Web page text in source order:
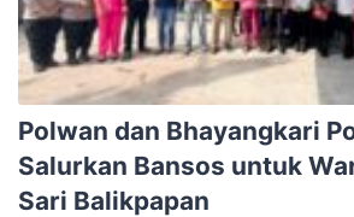
Polwan dan Bhayangkari
Salurkan Bansos untuk
Sari Balikpapan